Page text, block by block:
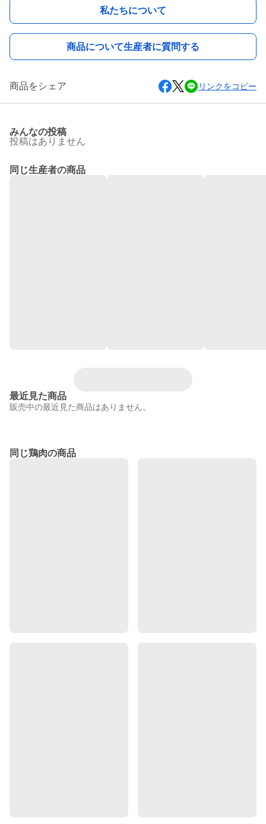
私たちについて
商品について生産者に質問する
商品をシェア リンクをコピー
みんなの投稿
投稿はありません
同じ生産者の商品
最近見た商品
販売中の最近見た商品はありません。
同じ鶏肉の商品